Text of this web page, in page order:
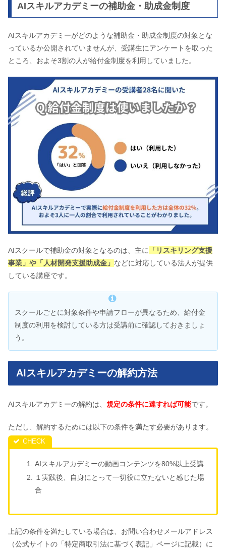
AIスキルアカデミーの補助金・助成金制度
AIスキルアカデミーがどのような補助金・助成金制度の対象とな
っているか公開されていませんが、受講生にアンケートを取った
ところ、およそ3割の人が給付金制度を利用していました。
AIスクールで補助金の対象となるのは、主に
「リスキリング支援
事業」や「人材開発支援助成金」 などに対応している法人が提供
している講座です。
スクールごとに対象条件や申請フローが異なるため、給付金
制度の利用を検討している方は受講前に確認しておきましょ
う。
AIスキルアカデミーの解約方法
AIスキルアカデミーの解約は、 規定の条件に達すれば可能です。
ただし、解約するためには以下の条件を満たす必要があります。
AIスキルアカデミーの動画コンテンツを80%以上受講
１実践後、自身にとって一切役に立たないと感じた場
合
上記の条件を満たしている場合は、お問い合わせメールアドレス
（公式サイトの「特定商取引法に基づく表記」ページに記載）に